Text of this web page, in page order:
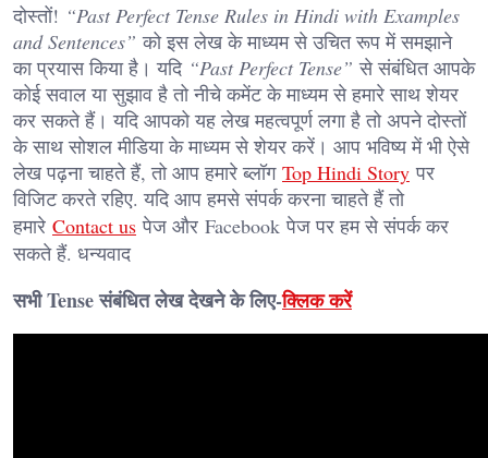
दोस्तों! “Past Perfect Tense Rules in Hindi with Examples
and Sentences” को इस लेख के माध्यम से उचित रूप में समझाने
का प्रयास किया है। यदि “Past Perfect Tense” से संबंधित आपके
कोई सवाल या सुझाव है तो नीचे कमेंट के माध्यम से हमारे साथ शेयर
कर सकते हैं। यदि आपको यह लेख महत्वपूर्ण लगा है तो अपने दोस्तों
के साथ सोशल मीडिया के माध्यम से शेयर करें। आप भविष्य में भी ऐसे
लेख पढ़ना चाहते हैं, तो आप हमारे ब्लॉग Top Hindi Story पर
विजिट करते रहिए. यदि आप हमसे संपर्क करना चाहते हैं तो
हमारे Contact us पेज और Facebook पेज पर हम से संपर्क कर
सकते हैं. धन्यवाद
सभी Tense संबंधित लेख देखने के लिए-क्लिक करें